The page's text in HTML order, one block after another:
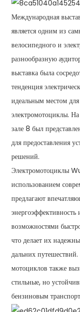
Международная
является одним из
велосипедного и
разнообразную
выставка была
тенденция
идеальным местом
электромотоциклы.
зале 8 был
для предоставления
решений.
Электромотоциклы
использованием
предлагают
возможностями
что делает их
дальних
мотоциклов также
стильные, но
бензиновым